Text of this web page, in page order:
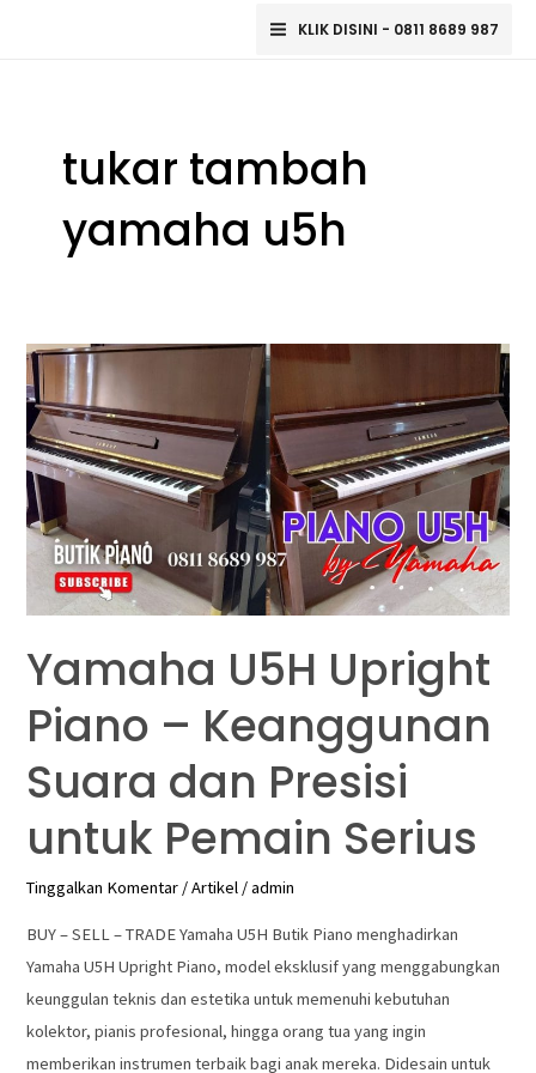
Main
KLIK DISINI - 0811 8689 987
tukar tambah
yamaha u5h
Yamaha U5H Upright
Piano – Keanggunan
Suara dan Presisi
untuk Pemain Serius
Tinggalkan Komentar /Artikel /admin
BUY – SELL – TRADE Yamaha U5H Butik Piano menghadirkan
Yamaha U5H Upright Piano, model eksklusif yang menggabungkan
keunggulan teknis dan estetika untuk memenuhi kebutuhan
kolektor, pianis profesional, hingga orang tua yang ingin
memberikan instrumen terbaik bagi anak mereka. Didesain untuk
Yamaha
U5H
Upright
Piano
–
Keanggunan
Suara
Presisi
untuk
Pemain
Serius